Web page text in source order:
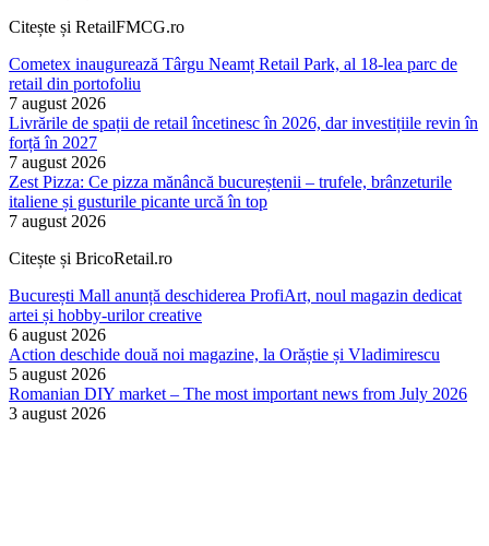
Citește și RetailFMCG.ro
Cometex inaugurează Târgu Neamț Retail Park, al 18-lea parc de
retail din portofoliu
7 august 2026
Livrările de spații de retail încetinesc în 2026, dar investițiile revin în
forță în 2027
7 august 2026
Zest Pizza: Ce pizza mănâncă bucureștenii – trufele, brânzeturile
italiene și gusturile picante urcă în top
7 august 2026
Citește și BricoRetail.ro
București Mall anunță deschiderea ProfiArt, noul magazin dedicat
artei și hobby-urilor creative
6 august 2026
Action deschide două noi magazine, la Orăștie și Vladimirescu
5 august 2026
Romanian DIY market – The most important news from July 2026
3 august 2026